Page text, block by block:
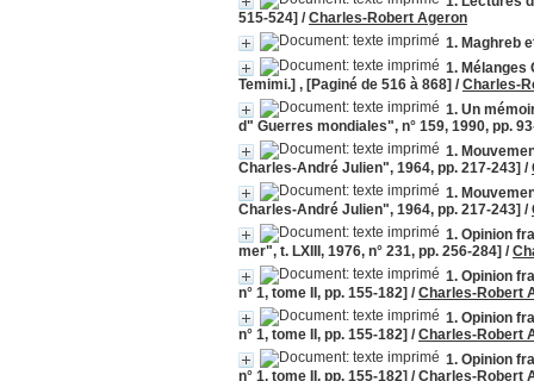
515-524] /Charles-Robert Ageron
1. Maghreb
1. Mélanges
Temimi.] , [Paginé de 516 à 868] /Charles-
1. Un
d" Guerres mondiales", n° 159, 1990, pp.
1.
Charles-André Julien", 1964, pp. 217-243] /
1.
Charles-André Julien", 1964, pp. 217-243] /
1. Opinion
mer", t. LXIII, 1976, n° 231, pp. 256-284] /
1. Opinion
n° 1, tome II, pp. 155-182] /Charles-Robert
1. Opinion
n° 1, tome II, pp. 155-182] /Charles-Robert
1. Opinion
n° 1, tome II, pp. 155-182] /Charles-Robert